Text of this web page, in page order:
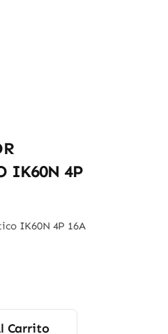
IK60N 4P
IK60N 4P 16A
Carrito